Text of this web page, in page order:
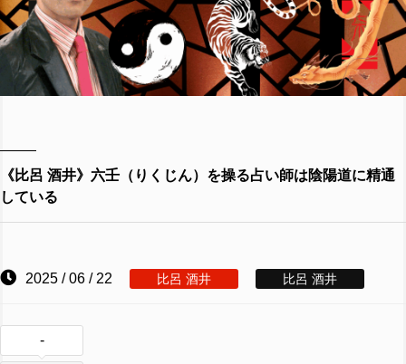
《比呂 酒井》六壬（りくじん）を操る占い師は陰陽道に精通
している
2025 / 06 / 22 比呂 酒井 比呂 酒井
-